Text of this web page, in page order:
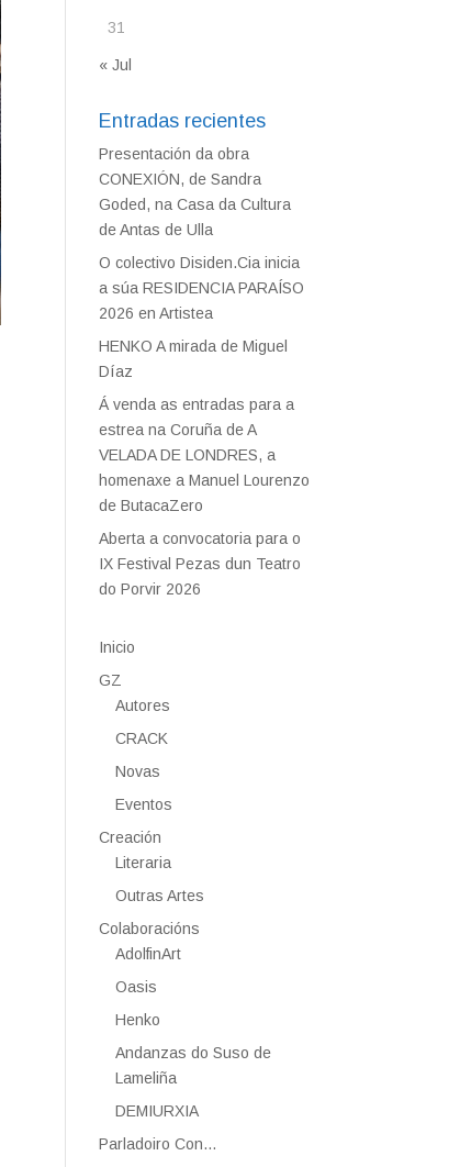
31
« Jul
Entradas recientes
Presentación da obra
CONEXIÓN, de Sandra
Goded, na Casa da Cultura
de Antas de Ulla
O colectivo Disiden.Cia inicia
a súa RESIDENCIA PARAÍSO
2026 en Artistea
HENKO A mirada de Miguel
Díaz
Á venda as entradas para a
estrea na Coruña de A
VELADA DE LONDRES, a
homenaxe a Manuel Lourenzo
de ButacaZero
Aberta a convocatoria para o
IX Festival Pezas dun Teatro
do Porvir 2026
Inicio
GZ
Autores
CRACK
Novas
Eventos
Creación
Literaria
Outras Artes
Colaboracións
AdolfinArt
Oasis
Henko
Andanzas do Suso de
Lameliña
DEMIURXIA
Parladoiro Con…